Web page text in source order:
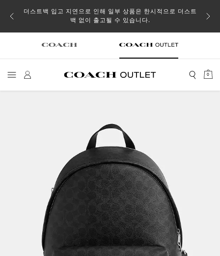
될 수
더스트백 입고 지연으로 인해 일부 상품은 한시적으로 더스트
백 없이 출고될 수 있습니다.
0